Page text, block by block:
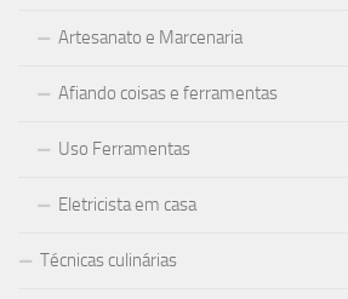
Artesanato e Marcenaria
Afiando coisas e ferramentas
Uso Ferramentas
Eletricista em casa
Técnicas culinárias